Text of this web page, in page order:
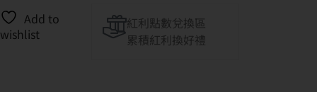
Add to
wishlist
紅利點數兌換區
累積紅利換好禮